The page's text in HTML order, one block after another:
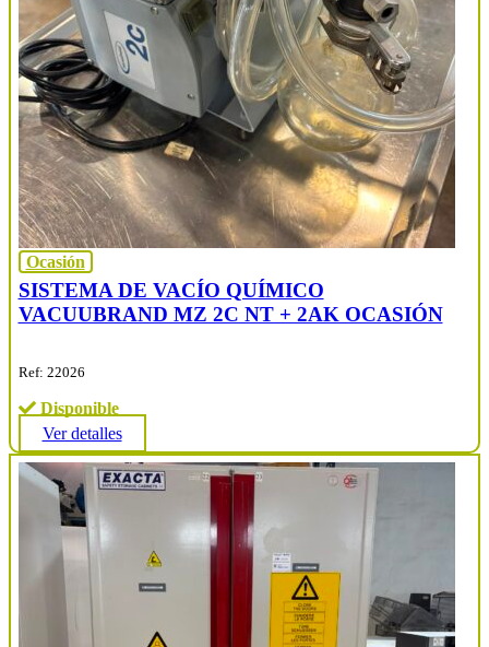
Ocasión
SISTEMA DE VACÍO QUÍMICO
VACUUBRAND MZ 2C NT + 2AK OCASIÓN
Ref: 22026
Disponible
Ver detalles